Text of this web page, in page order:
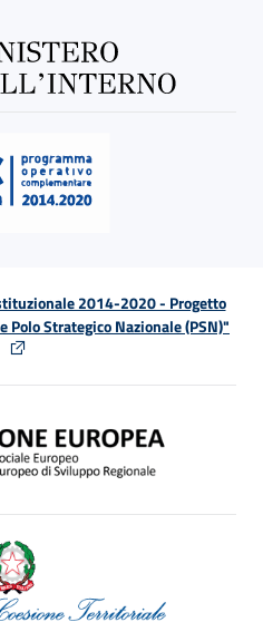
2014-2020 - Progetto
Strategico Nazionale (PSN)"